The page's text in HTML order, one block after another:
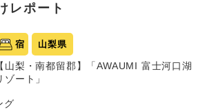
レポート
宿 山梨県
【山梨・南都留郡】「AWAUMI 富士河口湖
ゾート」
グ